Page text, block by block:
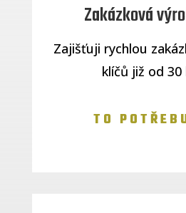
Zakázková
Zajišťuji rychlou
klíčů již od 30
TO